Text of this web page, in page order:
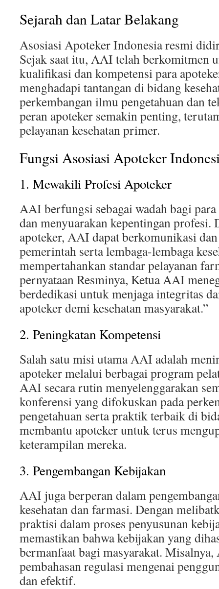
Sejarah dan Latar Belakang
Asosiasi Apoteker Indonesia resmi
Sejak saat itu, AAI telah berkomitmen
kualifikasi dan kompetensi para
menghadapi tantangan di bidang
perkembangan ilmu pengetahuan dan
peran apoteker semakin penting,
pelayanan kesehatan primer.
Fungsi Asosiasi Apoteker
1. Mewakili Profesi Apoteker
AAI berfungsi sebagai wadah bagi
dan menyuarakan kepentingan profesi.
apoteker, AAI dapat berkomunikasi
pemerintah serta lembaga-lembaga
mempertahankan standar pelayanan
pernyataan Resminya, Ketua AAI
berdedikasi untuk menjaga integritas
apoteker demi kesehatan masyarakat.”
2. Peningkatan Kompetensi
Salah satu misi utama AAI adalah
apoteker melalui berbagai program
AAI secara rutin menyelenggarakan
konferensi yang difokuskan pada
pengetahuan serta praktik terbaik di
membantu apoteker untuk terus
keterampilan mereka.
3. Pengembangan Kebijakan
AAI juga berperan dalam
kesehatan dan farmasi. Dengan
praktisi dalam proses penyusunan
memastikan bahwa kebijakan yang
bermanfaat bagi masyarakat.
pembahasan regulasi mengenai
dan efektif.